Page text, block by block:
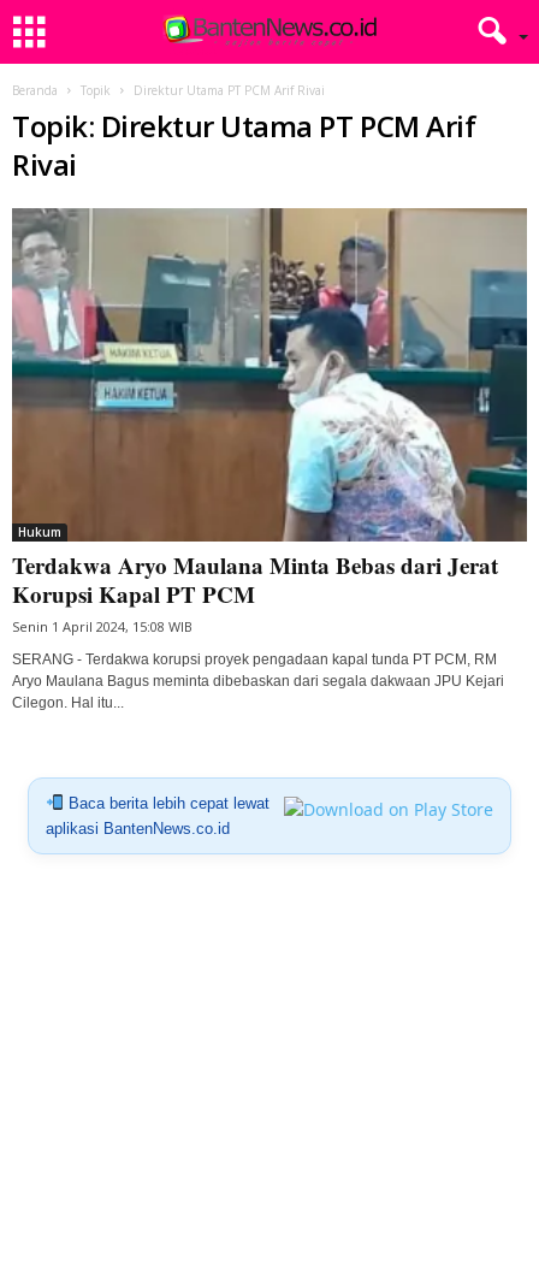
Beranda Topik Direktur Utama PT PCM Arif Rivai
Topik: Direktur Utama PT PCM Arif
Rivai
Hukum
Terdakwa Aryo Maulana Minta Bebas dari Jerat
Korupsi Kapal PT PCM
Senin 1 April 2024, 15:08 WIB
SERANG - Terdakwa korupsi proyek pengadaan kapal tunda PT PCM, RM
Aryo Maulana Bagus meminta dibebaskan dari segala dakwaan JPU Kejari
Cilegon. Hal itu...
Baca berita lebih cepat lewat
aplikasi BantenNews.co.id